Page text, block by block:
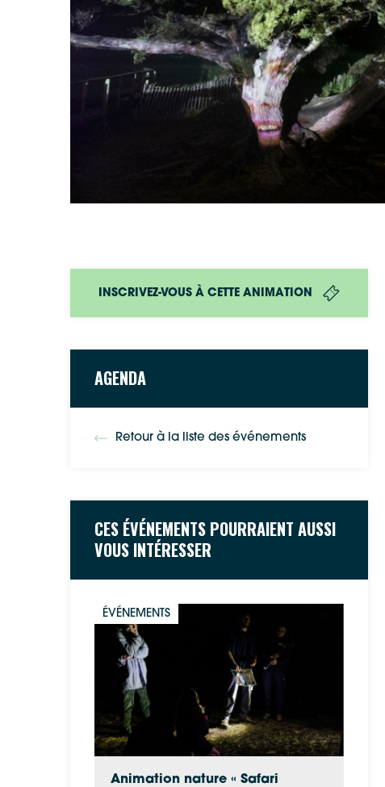
INSCRIVEZ-VOUS À CETTE ANIMATION
AGENDA
Retour à la liste des événements
CES ÉVÉNEMENTS POURRAIENT AUSSI
VOUS INTÉRESSER
ÉVÉNEMENTS
Animation nature « Safari